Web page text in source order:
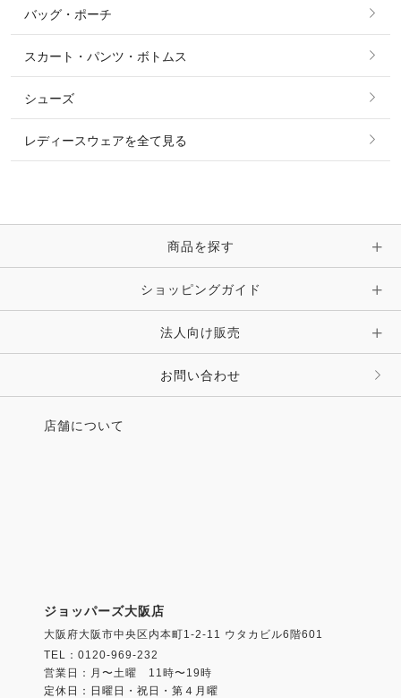
シャツ・ブラウス・ワンピース
ソックス
ベルト
時計・財布・キーケース・革小物
キーホルダー・チャーム・ストラップ
その他 ファッション雑貨
すべてのアクセサリー
リング
ピアス・イヤリング
ピン・ブローチ・コサージュ
その他 アクセサリー
バッグ・ポーチ
スカート・パンツ・ボトムス
シューズ
レディースウェアを全て見る
商品を探す
ショッピングガイド
法人向け販売
お問い合わせ
店舗について
ジョッパーズ大阪店
大阪府大阪市中央区内本町1-2-11 ウタカビル6階601
TEL：0120-969-232
営業日：月〜土曜 11時〜19時
定休日：日曜日・祝日・第４月曜